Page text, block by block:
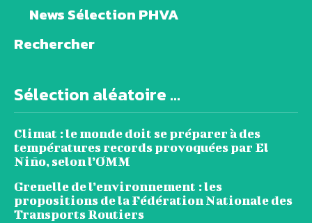
News Sélection PHVA
Rechercher
Sélection aléatoire ...
Climat : le monde doit se préparer à des
températures records provoquées par El
Niño, selon l’OMM
Grenelle de l’environnement : les
propositions de la Fédération Nationale des
Transports Routiers